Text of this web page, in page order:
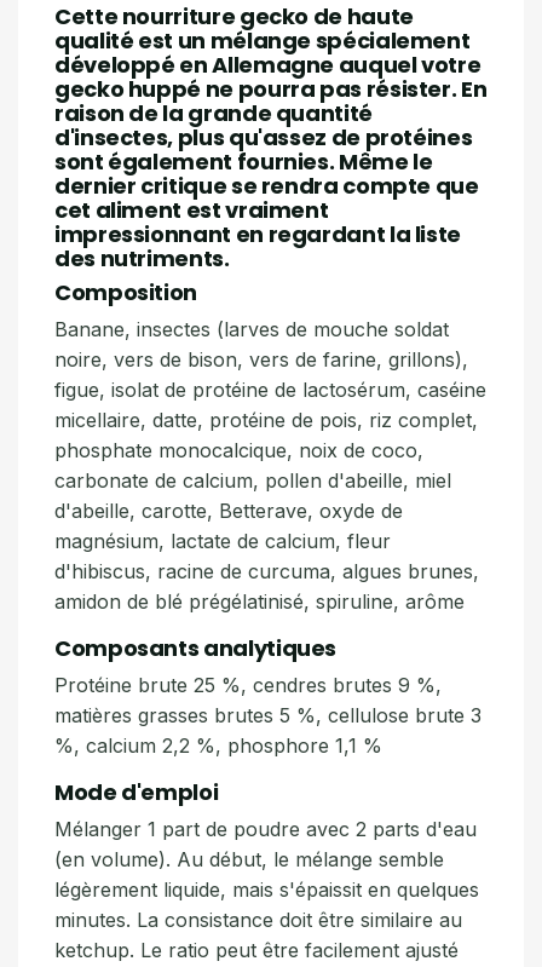
Cette nourriture gecko de haute
qualité est un mélange spécialement
développé en Allemagne auquel votre
gecko huppé ne pourra pas résister. En
raison de la grande quantité
d'insectes, plus qu'assez de protéines
sont également fournies. Même le
dernier critique se rendra compte que
cet aliment est vraiment
impressionnant en regardant la liste
des nutriments.
Composition
Banane, insectes (larves de mouche soldat
noire, vers de bison, vers de farine, grillons),
figue, isolat de protéine de lactosérum, caséine
micellaire, datte, protéine de pois, riz complet,
phosphate monocalcique, noix de coco,
carbonate de calcium, pollen d'abeille, miel
d'abeille, carotte, Betterave, oxyde de
magnésium, lactate de calcium, fleur
d'hibiscus, racine de curcuma, algues brunes,
amidon de blé prégélatinisé, spiruline, arôme
Composants analytiques
Protéine brute 25 %, cendres brutes 9 %,
matières grasses brutes 5 %, cellulose brute 3
%, calcium 2,2 %, phosphore 1,1 %
Mode d'emploi
Mélanger 1 part de poudre avec 2 parts d'eau
(en volume). Au début, le mélange semble
légèrement liquide, mais s'épaissit en quelques
minutes. La consistance doit être similaire au
ketchup. Le ratio peut être facilement ajusté